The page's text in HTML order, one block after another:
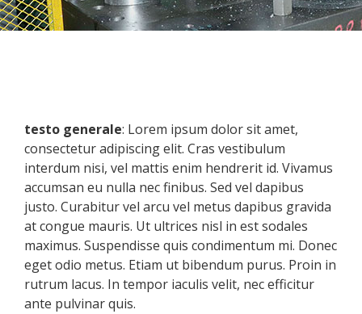
testo generale: Lorem ipsum dolor sit amet,
consectetur adipiscing elit. Cras vestibulum
interdum nisi, vel mattis enim hendrerit id. Vivamus
accumsan eu nulla nec finibus. Sed vel dapibus
justo. Curabitur vel arcu vel metus dapibus gravida
at congue mauris. Ut ultrices nisl in est sodales
maximus. Suspendisse quis condimentum mi. Donec
eget odio metus. Etiam ut bibendum purus. Proin in
rutrum lacus. In tempor iaculis velit, nec efficitur
ante pulvinar quis.